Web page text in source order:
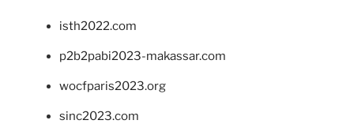
isth2022.com
p2b2pabi2023-makassar.com
wocfparis2023.org
sinc2023.com